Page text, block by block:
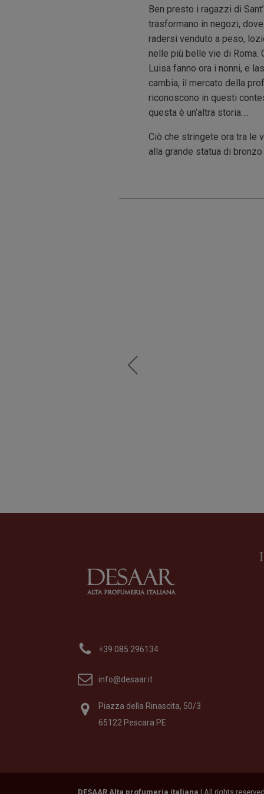
Ben presto i ragazzi di
trasformano in negozi,
radersi venduto a peso,
nelle più belle vie di Roma.
Luisa fanno ora i nonni, e
cambia, il mercato della
riconoscono in questi
questa è un’altra storia….
Ciò che stringete ora tra le
alla grande statua di
Formato100 ml
+39 085 296134
info@desaar.it
Piazza della Rinascita, 50/3
65122 Pescara PE
DESAAR Alta profumeria italiana | All rights